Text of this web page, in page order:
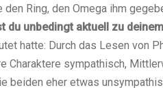
den Ring, den Omega ihm
du unbedingt aktuell zu
hatte: Durch das Lesen von
Charaktere sympathisch,
beiden eher etwas